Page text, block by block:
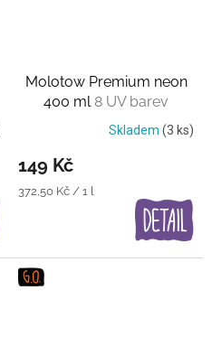
Molotow Premium neon
400 ml 8 UV barev
Skladem (3 ks)
149 Kč
Měrná
372,50 Kč / 1 l